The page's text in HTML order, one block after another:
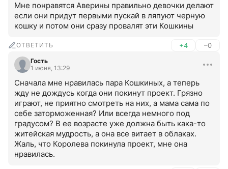
Мне понравятся Аверины правильно девочки делают
если они придут первыми пускай в ляпуют черную
кошку и потом они сразу провалят эти Кошкины
ОТВЕТИТЬ +4 –0
Гость
1 июня, 13:29
Сначала мне нравилась пара Кошкиных, а теперь
жду не дождусь когда они покинут проект. Грязно
играют, не приятно смотреть на них, а мама сама по
себе заторможенная? Или всегда немного под
градусом? В ее возрасте уже должна быть кака-то
житейская мудрость, а она все витает в облаках.
Жаль, что Королева покинула проект, мне она
нравилась.